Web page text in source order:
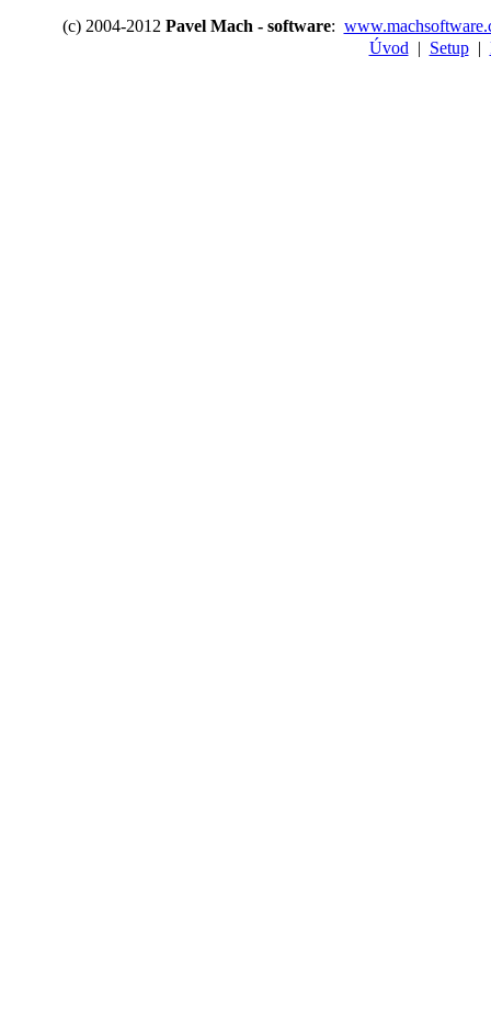
(c) 2004-2012 Pavel Mach - software:
Úvod | Setup|